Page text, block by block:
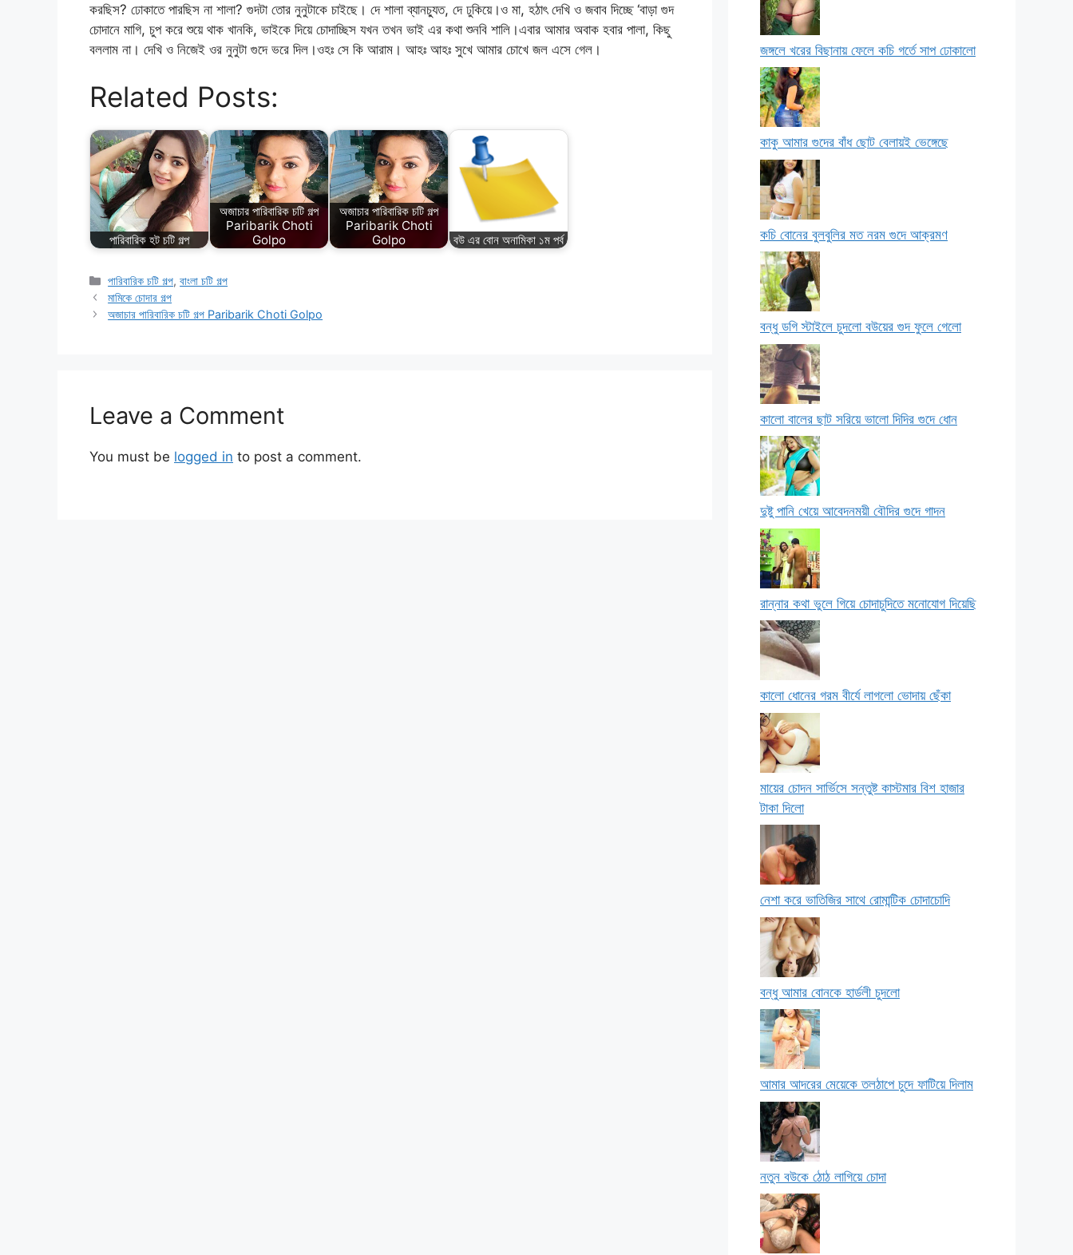
করছিস? ঢোকাতে পারছিস না শালা? গুদটা তোর নুনুটাকে চাইছে। দে শালা ব্যানচ্যুত, দে ঢুকিয়ে।ও মা, হঠাৎ দেখি ও জবাব দিচ্ছে ‘বাড়া গুদ
চোদানে মাগি, চুপ করে শুয়ে থাক খানকি, ভাইকে দিয়ে চোদাচ্ছিস যখন তখন ভাই এর কথা শুনবি শালি।এবার আমার অবাক হবার পালা, কিছু
বললাম না। দেখি ও নিজেই ওর নুনুটা গুদে ভরে দিল।ওহঃ সে কি আরাম। আহঃ আহঃ সুখে আমার চোখে জল এসে গেল।
Related Posts:
পারিবারিক হট চটি গল্প
অজাচার পারিবারিক চটি গল্প
Paribarik Choti
Golpo
অজাচার পারিবারিক চটি গল্প
Paribarik Choti
Golpo
বউ এর বোন অনামিকা ১ম পর্ব
Categories
পারিবারিক চটি গল্প,বাংলা চটি গল্প
মামিকে চোদার গল্প
অজাচার পারিবারিক চটি গল্প Paribarik Choti Golpo
Leave a Comment
You must be logged in to post a comment.
জঙ্গলে খরের বিছানায় ফেলে কচি গর্তে সাপ ঢোকালো
কাকু আমার গুদের বাঁধ ছোট বেলায়ই ভেঙ্গেছে
কচি বোনের বুলবুলির মত নরম গুদে আক্রমণ
বন্ধু ডগি স্টাইলে চুদলো বউয়ের গুদ ফুলে গেলো
কালো বালের ছাট সরিয়ে ভালো দিদির গুদে ধোন
দুষ্টু পানি খেয়ে আবেদনময়ী বৌদির গুদে গাদন
রান্নার কথা ভুলে গিয়ে চোদাচুদিতে মনোযোগ দিয়েছি
কালো ধোনের গরম বীর্যে লাগলো ভোদায় ছেঁকা
মায়ের চোদন সার্ভিসে সন্তুষ্ট কাস্টমার বিশ হাজার
টাকা দিলো
নেশা করে ভাতিজির সাথে রোমান্টিক চোদাচোদি
বন্ধু আমার বোনকে হার্ডলী চুদলো
আমার আদরের মেয়েকে তলঠাপে চুদে ফাটিয়ে দিলাম
নতুন বউকে ঠোঠ লাগিয়ে চোদা